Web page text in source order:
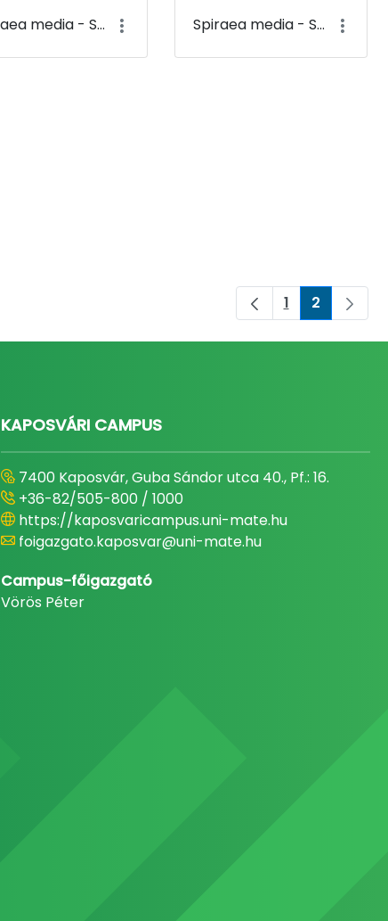
Spiraea media - Szirti gyöngyvessző - Budai Arborétum Spiraea media - Szirti gyöngyvessző (virága) - Budai Arborétum
Oldal
1 Oldal
2
KAPOSVÁRI CAMPUS
7400 Kaposvár, Guba Sándor utca 40., Pf.: 16.
+36-82/505-800 / 1000
https://kaposvaricampus.uni-mate.hu
foigazgato.kaposvar@uni-mate.hu
Campus-főigazgató
Vörös Péter